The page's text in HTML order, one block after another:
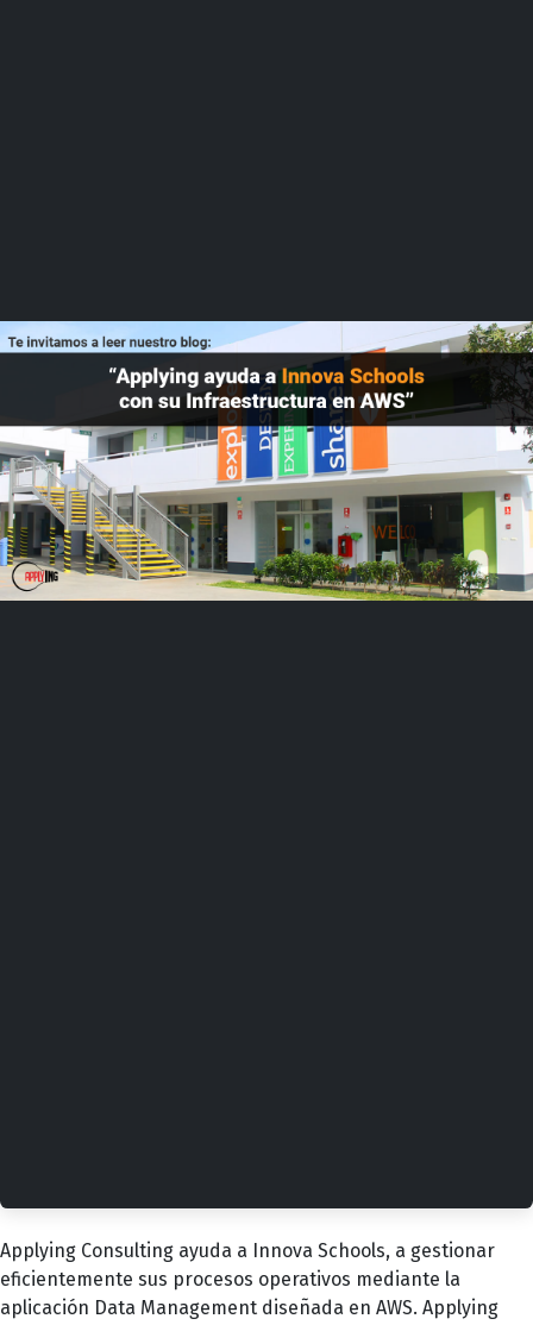
Applying Consulting ayuda a Innova Schools, a gestionar
eficientemente sus procesos operativos mediante la
aplicación Data Management diseñada en AWS. Applying